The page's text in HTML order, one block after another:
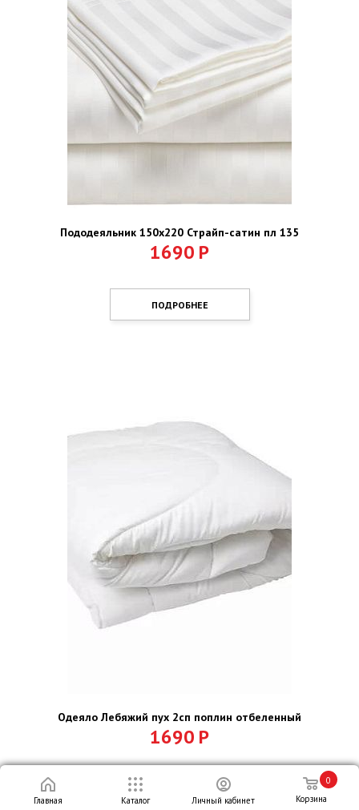
Пододеяльник 150х220 Страйп-сатин пл 135
1690 Р
ПОДРОБНЕЕ
Одеяло Лебяжий пух 2сп поплин отбеленный
1690 Р
Главная Каталог Личный кабинет
0
Корзина